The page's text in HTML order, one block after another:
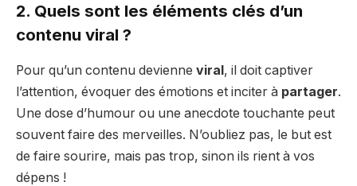
2. Quels sont les éléments clés d’un
contenu viral ?
Pour qu’un contenu devienne viral, il doit captiver
l’attention, évoquer des émotions et inciter à partager.
Une dose d’humour ou une anecdote touchante peut
souvent faire des merveilles. N’oubliez pas, le but est
de faire sourire, mais pas trop, sinon ils rient à vos
dépens !